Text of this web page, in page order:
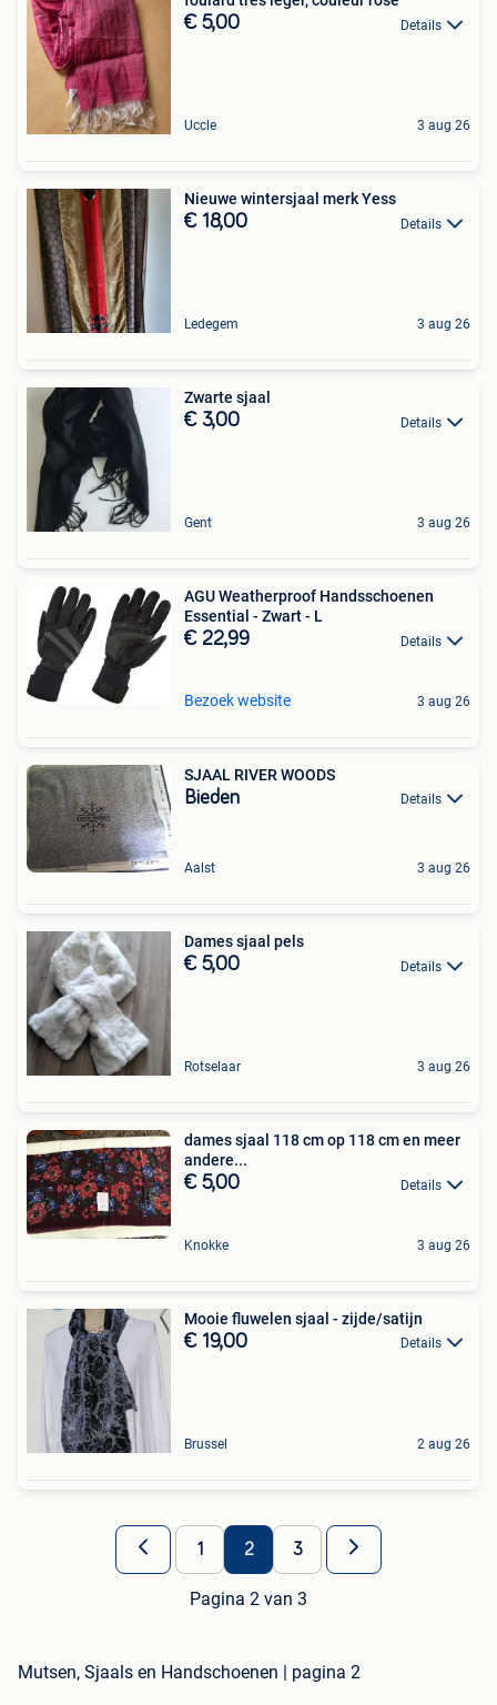
€ 5,00 Details
Uccle 3 aug 26
Nieuwe wintersjaal merk Yess
€ 18,00 Details
Ledegem 3 aug 26
Zwarte sjaal
€ 3,00 Details
Gent 3 aug 26
AGU Weatherproof Handsschoenen
Essential - Zwart - L
€ 22,99 Details
Bezoek website 3 aug 26
SJAAL RIVER WOODS
Bieden Details
Aalst 3 aug 26
Dames sjaal pels
€ 5,00 Details
Rotselaar 3 aug 26
dames sjaal 118 cm op 118 cm en meer
andere...
€ 5,00 Details
Knokke 3 aug 26
Mooie fluwelen sjaal - zijde/satijn
€ 19,00 Details
Brussel 2 aug 26
1 2 3
Pagina 2 van 3
Mutsen, Sjaals en Handschoenen | pagina 2